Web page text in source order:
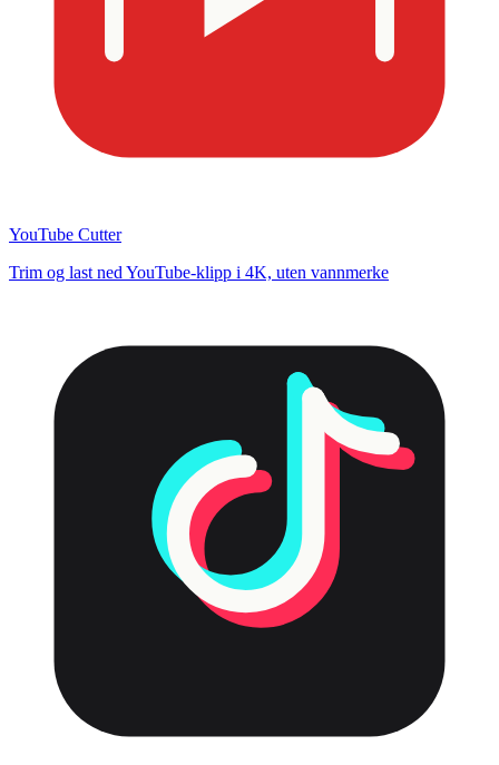
YouTube Cutter
Trim og last ned YouTube-klipp i 4K, uten vannmerke